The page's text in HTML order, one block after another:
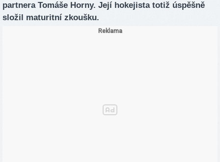
partnera Tomáše Horny. Její hokejista totiž úspěšně
složil maturitní zkoušku.